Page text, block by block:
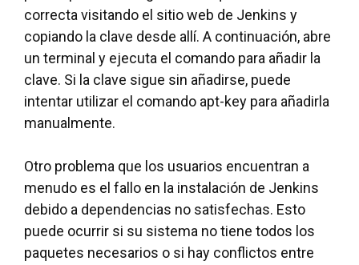
correcta visitando el sitio web de Jenkins y
copiando la clave desde allí. A continuación, abre
un terminal y ejecuta el comando para añadir la
clave. Si la clave sigue sin añadirse, puede
intentar utilizar el comando apt-key para añadirla
manualmente.
Otro problema que los usuarios encuentran a
menudo es el fallo en la instalación de Jenkins
debido a dependencias no satisfechas. Esto
puede ocurrir si su sistema no tiene todos los
paquetes necesarios o si hay conflictos entre